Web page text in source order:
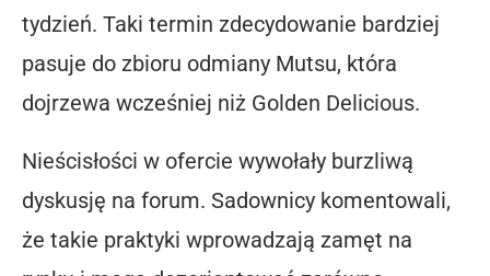
tydzień. Taki termin zdecydowanie bardziej
pasuje do zbioru odmiany Mutsu, która
dojrzewa wcześniej niż Golden Delicious.
Nieścisłości w ofercie wywołały burzliwą
dyskusję na forum. Sadownicy komentowali,
że takie praktyki wprowadzają zamęt na